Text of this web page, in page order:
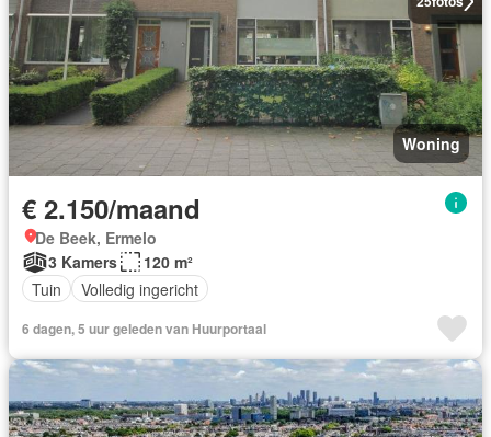
Woning
€ 2.150/maand
De Beek, Ermelo
3 Kamers
120 m²
Tuin
Volledig ingericht
6 dagen, 5 uur geleden van Huurportaal